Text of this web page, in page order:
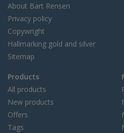
About Bart Rensen
Privacy policy
Copywright
Hallmarking gold and silver
Sitemap
Products
All products
New products
Offers
Tags